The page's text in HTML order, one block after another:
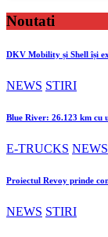
Noutati
DKV Mobility și Shell își
NEWS STIRI
Blue River: 26.123 km cu
E-TRUCKS NEWS
Proiectul Revoy prinde
NEWS STIRI